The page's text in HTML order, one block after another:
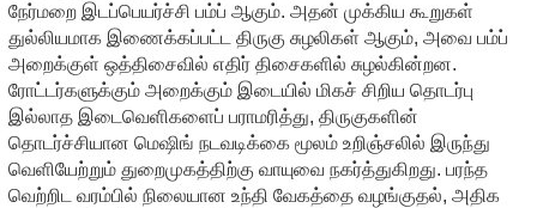
நேர்மறை இடப்பெயர்ச்சி பம்ப் ஆகும். அதன் முக்கிய கூறுகள்
துல்லியமாக இணைக்கப்பட்ட திருகு சுழலிகள் ஆகும், அவை பம்ப்
அறைக்குள் ஒத்திசைவில் எதிர் திசைகளில் சுழல்கின்றன.
ரோட்டர்களுக்கும் அறைக்கும் இடையில் மிகச் சிறிய தொடர்பு
இல்லாத இடைவெளிகளைப் பராமரித்து, திருகுகளின்
தொடர்ச்சியான மெஷிங் நடவடிக்கை மூலம் உறிஞ்சலில் இருந்து
வெளியேற்றும் துறைமுகத்திற்கு வாயுவை நகர்த்துகிறது. பரந்த
வெற்றிட வரம்பில் நிலையான உந்தி வேகத்தை வழங்குதல், அதிக